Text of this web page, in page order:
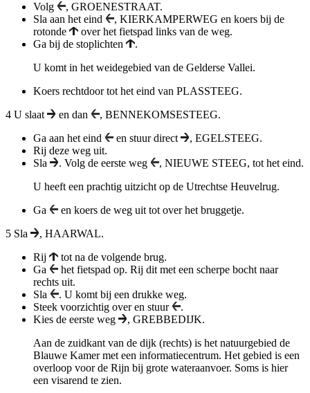
Volg
, GROENESTRAAT.
Sla aan het eind
, KIERKAMPERWEG en koers bij de
rotonde
over het fietspad links van de weg.
Ga bij de stoplichten
.
U komt in het weidegebied van de Gelderse Vallei.
Koers rechtdoor tot het eind van PLASSTEEG.
4 U slaat en dan , BENNEKOMSESTEEG.
Ga aan het eind
en stuur direct , EGELSTEEG.
Rij deze weg uit.
Sla
. Volg de eerste weg , NIEUWE STEEG, tot het eind.
U heeft een prachtig uitzicht op de Utrechtse Heuvelrug.
Ga
en koers de weg uit tot over het bruggetje.
5 Sla , HAARWAL.
Rij
tot na de volgende brug.
Ga
het fietspad op. Rij dit met een scherpe bocht naar
rechts uit.
Sla
. U komt bij een drukke weg.
Steek voorzichtig over en stuur
.
Kies de eerste weg
, GREBBEDIJK.
Aan de zuidkant van de dijk (rechts) is het natuurgebied de
Blauwe Kamer met een informatiecentrum. Het gebied is een
overloop voor de Rijn bij grote wateraanvoer. Soms is hier
een visarend te zien.